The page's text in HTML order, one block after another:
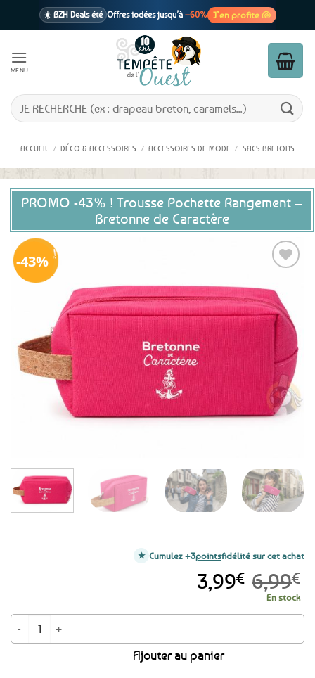
☀️ BZH Deals été Offres iodées jusqu’à –60% J’en profite 🐚
1 cadeau offertdès 39€ d’achats
En point relais dès 3,95€ seulement
MENU
Recherche
pour :
ACCUEIL / DÉCO & ACCESSOIRES / ACCESSOIRES DE MODE / SACS BRETONS
PROMO -43% ! Trousse Pochette Rangement –
Bretonne de Caractère
Ajouter
aux
favoris
43%
6,99€
Le
initial
était :
6,99€.
3,99€Le
prix
actuel
est :
En stock
quantité de PROMO -43% ! Trousse Pochette Rangement - Bretonne de
Ajouter au panier
Cumulez +3pointsfidélité sur cet achat